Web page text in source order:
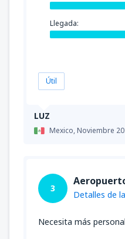
LUZ
Mexico,Noviembre
Llegada:
Útil
3
Detalles de
Necesita más